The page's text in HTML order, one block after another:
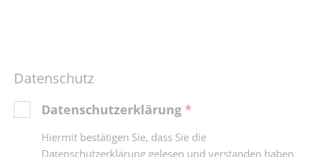
Datenschutz
Datenschutzerklärung *
Hiermit bestätigen Sie, dass Sie die
Datenschutzerklärung gelesen und verstanden haben